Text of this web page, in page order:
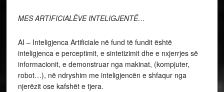
MES ARTIFICIALËVE INTELIGJENTË…
AI – Inteligjenca Artificiale në fund të fundit është
inteligjenca e perceptimit, e sintetizimit dhe e nxjerrjes së
informacionit, e demonstruar nga makinat, (kompjuter,
robot…), në ndryshim me inteligjencën e shfaqur nga
njerëzit ose kafshët e tjera.